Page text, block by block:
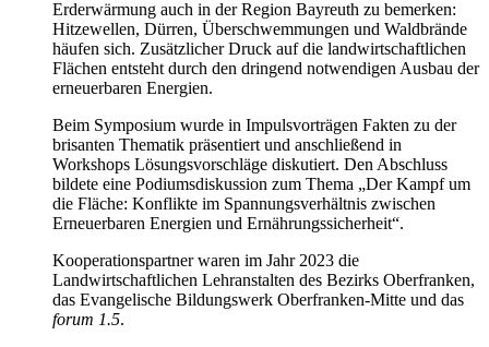
Erderwärmung auch in der Region Bayreuth zu bemerken:
Hitzewellen, Dürren, Überschwemmungen und Waldbrände
häufen sich. Zusätzlicher Druck auf die landwirtschaftlichen
Flächen entsteht durch den dringend notwendigen Ausbau der
erneuerbaren Energien.
Beim Symposium wurde in Impulsvorträgen Fakten zu der
brisanten Thematik präsentiert und anschließend in
Workshops Lösungsvorschläge diskutiert. Den Abschluss
bildete eine Podiumsdiskussion zum Thema „Der Kampf um
die Fläche: Konflikte im Spannungsverhältnis zwischen
Erneuerbaren Energien und Ernährungssicherheit“.
Kooperationspartner waren im Jahr 2023 die
Landwirtschaftlichen Lehranstalten des Bezirks Oberfranken,
das Evangelische Bildungswerk Oberfranken-Mitte und das
forum 1.5.